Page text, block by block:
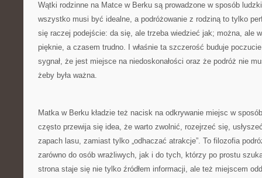
Wątki rodzinne na Matce w Berku są prowadzone w sposób
wszystko musi być idealne, a podróżowanie z rodziną to tylko
się raczej podejście: da się, ale trzeba wiedzieć jak; można, ale
pięknie, a czasem trudno. I właśnie ta szczerość buduje
sygnał, że jest miejsce na niedoskonałości oraz że podróż nie
żeby była ważna.
Matka w Berku kładzie też nacisk na odkrywanie miejsc w
często przewija się idea, że warto zwolnić, rozejrzeć się,
zapach lasu, zamiast tylko „odhaczać atrakcje”. To filozofia
zarówno do osób wrażliwych, jak i do tych, którzy po prostu
strona staje się nie tylko źródłem informacji, ale też miejscem